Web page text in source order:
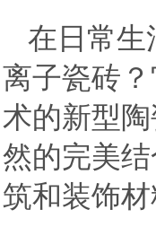
在日常生
离子瓷砖
术的新型
然的完美
筑和装饰